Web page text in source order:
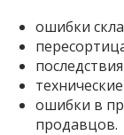
ошибки
ошибки в
продавцов.